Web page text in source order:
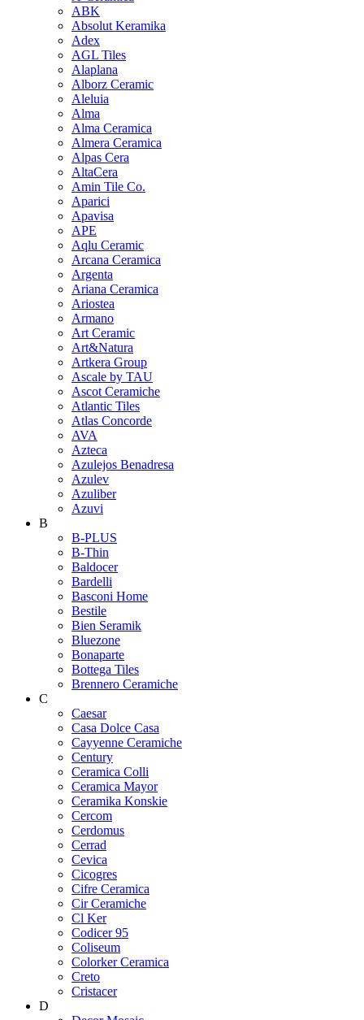
ABK
Absolut Keramika
Adex
AGL Tiles
Alaplana
Alborz Ceramic
Aleluia
Alma
Alma Ceramica
Almera Ceramica
Alpas Cera
AltaCera
Amin Tile Co.
Aparici
Apavisa
APE
Aqlu Ceramic
Arcana Ceramica
Argenta
Ariana Ceramica
Ariostea
Armano
Art Ceramic
Art&Natura
Artkera Group
Ascale by TAU
Ascot Ceramiche
Atlantic Tiles
Atlas Concorde
AVA
Azteca
Azulejos Benadresa
Azulev
Azuliber
Azuvi
B
B-PLUS
B-Thin
Baldocer
Bardelli
Basconi Home
Bestile
Bien Seramik
Bluezone
Bonaparte
Bottega Tiles
Brennero Ceramiche
C
Caesar
Casa Dolce Casa
Cayyenne Ceramiche
Century
Ceramica Colli
Ceramica Mayor
Ceramika Konskie
Cercom
Cerdomus
Cerrad
Cevica
Cicogres
Cifre Ceramica
Cir Ceramiche
Cl Ker
Codicer 95
Coliseum
Colorker Ceramica
Creto
Cristacer
D